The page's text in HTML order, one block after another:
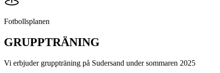
Fotbollsplanen
GRUPPTRÄNING
Vi erbjuder gruppträning på Sudersand under sommaren 2025